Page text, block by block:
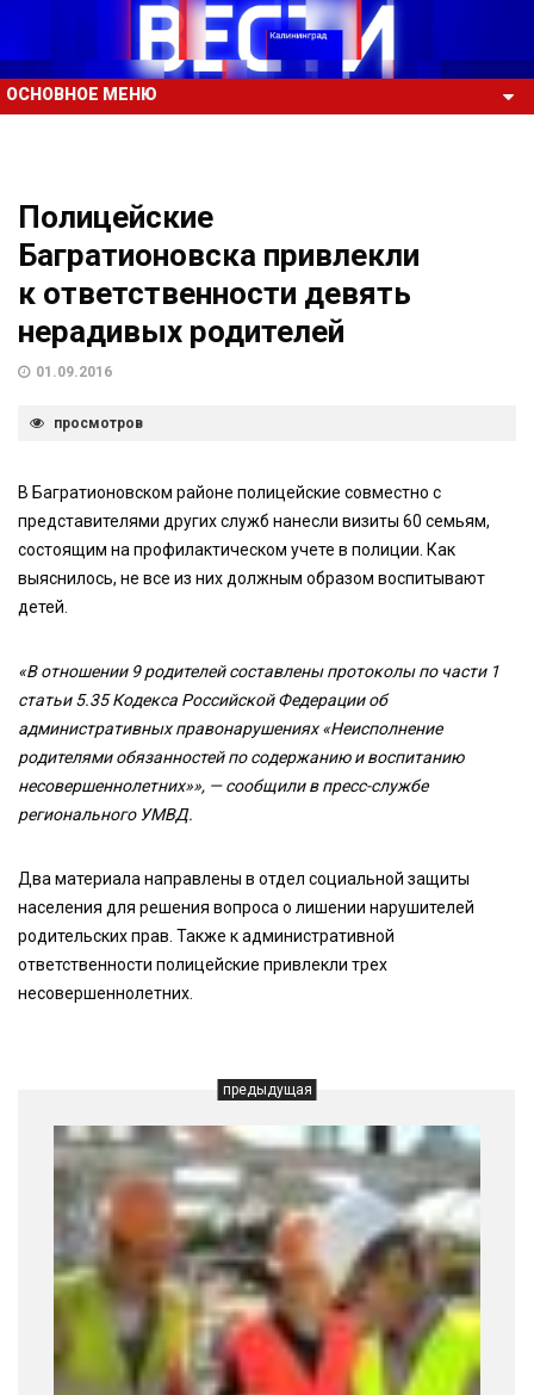
ОСНОВНОЕ МЕНЮ
Полицейские
Багратионовска привлекли
к ответственности девять
нерадивых родителей
01.09.2016
просмотров
В Багратионовском районе полицейские совместно с
представителями других служб нанесли визиты 60 семьям,
состоящим на профилактическом учете в полиции. Как
выяснилось, не все из них должным образом воспитывают
детей.
«В отношении 9 родителей составлены протоколы по части 1
статьи 5.35 Кодекса Российской Федерации об
административных правонарушениях «Неисполнение
родителями обязанностей по содержанию и воспитанию
несовершеннолетних»», — сообщили в пресс-службе
регионального УМВД.
Два материала направлены в отдел социальной защиты
населения для решения вопроса о лишении нарушителей
родительских прав. Также к административной
ответственности полицейские привлекли трех
несовершеннолетних.
предыдущая